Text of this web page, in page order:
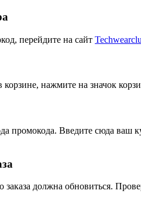
перейдите на сайт
нажмите на значок
промокода. Введите сюда
должна обновиться.